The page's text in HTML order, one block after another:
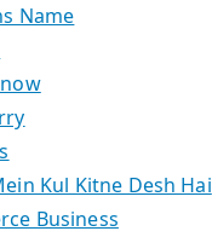
Name
Kul Kitne Desh Hai
Business